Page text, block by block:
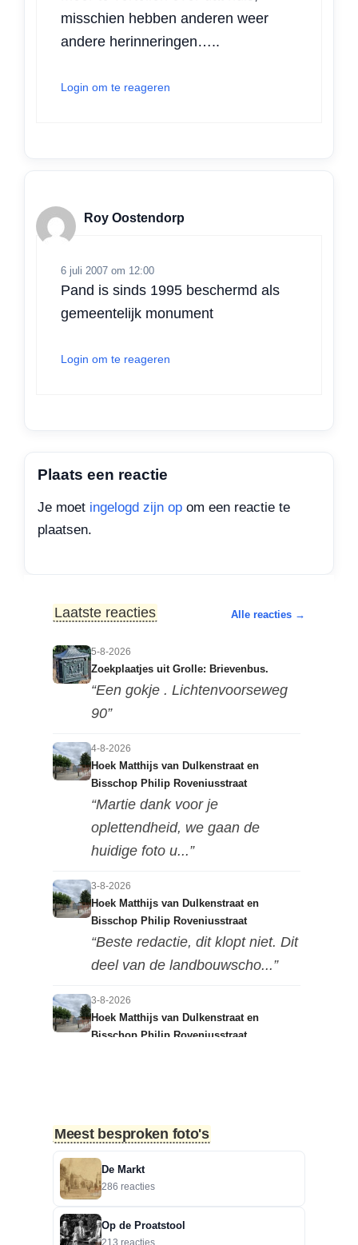
misschien hebben anderen weer
andere herinneringen…..
Login om te reageren
Roy Oostendorp
6 juli 2007 om 12:00
Pand is sinds 1995 beschermd als
gemeentelijk monument
Login om te reageren
Plaats een reactie
Je moet ingelogd zijn op om een reactie te
plaatsen.
Laatste reacties Alle reacties →
5-8-2026
Zoekplaatjes uit Grolle: Brievenbus.
“Een gokje . Lichtenvoorseweg
90”
4-8-2026
Hoek Matthijs van Dulkenstraat en
Bisschop Philip Roveniusstraat
“Martie dank voor je
oplettendheid, we gaan de
huidige foto u...”
3-8-2026
Hoek Matthijs van Dulkenstraat en
Bisschop Philip Roveniusstraat
“Beste redactie, dit klopt niet. Dit
deel van de landbouwscho...”
3-8-2026
Hoek Matthijs van Dulkenstraat en
Bisschop Philip Roveniusstraat
Treurbeuk op de Halve Maan
Maan. Echt een prachtige
boom....”
3-8-2026
Meest besproken foto's
De Markt
286 reacties
Op de Proatstool
213 reacties